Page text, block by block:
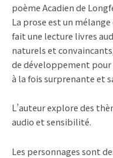
poème Acadien de
La prose est un
fait une lecture livres
naturels et
de développement
à la fois surprenante et
L’auteur explore des
audio et sensibilité.
Les personnages sont